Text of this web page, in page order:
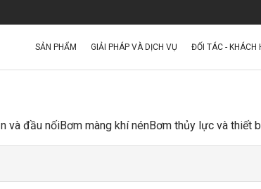
SẢN PHẨM GIẢI PHÁP VÀ DỊCH VỤ ĐỐI TÁC - KHÁCH
và đầu nốiBơm màng khí nénBơm thủy lực và thiết